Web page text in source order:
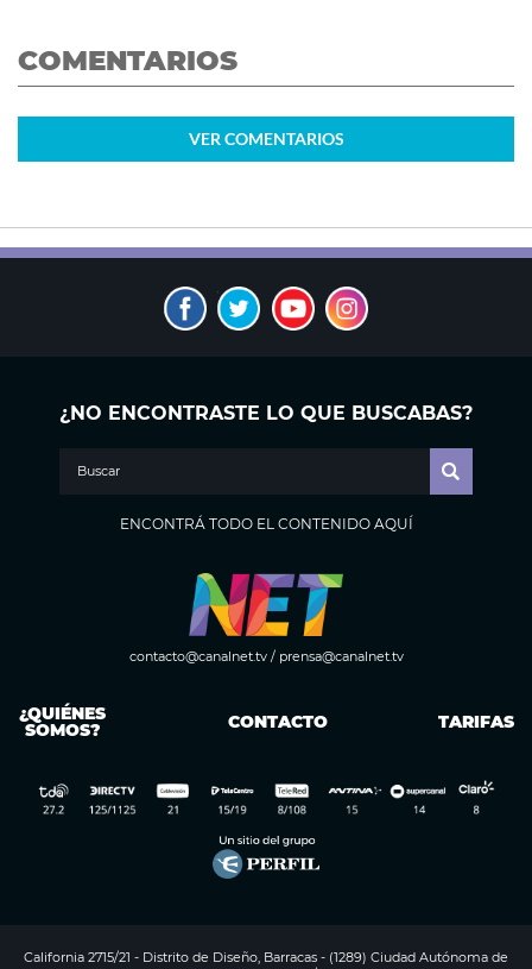
COMENTARIOS
VER COMENTARIOS
¿NO ENCONTRASTE LO QUE BUSCABAS?
ENCONTRÁ TODO EL CONTENIDO AQUÍ
contacto@canalnet.tv/ prensa@canalnet.tv
¿QUIÉNES
SOMOS? CONTACTO TARIFAS
California 2715/21 - Distrito de Diseño, Barracas - (1289) Ciudad Autónoma de